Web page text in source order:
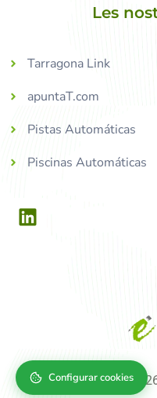
Les
Tarragona Link
apuntaT.com
Pistas Automáticas
Piscinas Automáticas
Copyright © 2004-
Configurar cookies